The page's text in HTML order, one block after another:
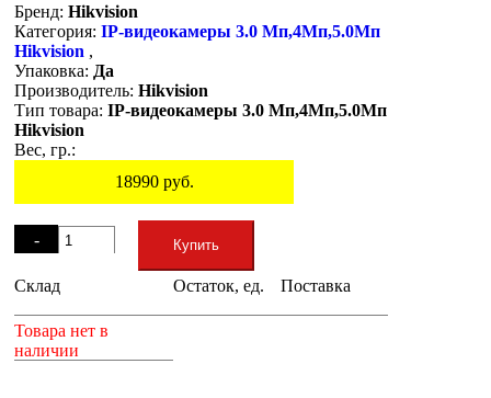
Бренд: Hikvision
Категория: IP-видеокамеры 3.0 Мп,4Мп,5.0Мп
Hikvision ,
Упаковка: Да
Производитель: Hikvision
Тип товара: IP-видеокамеры 3.0 Мп,4Мп,5.0Мп
Hikvision
Вес, гр.:
18990руб.
-
+
Купить
Склад Остаток, ед. Поставка
Товара нет в
наличии